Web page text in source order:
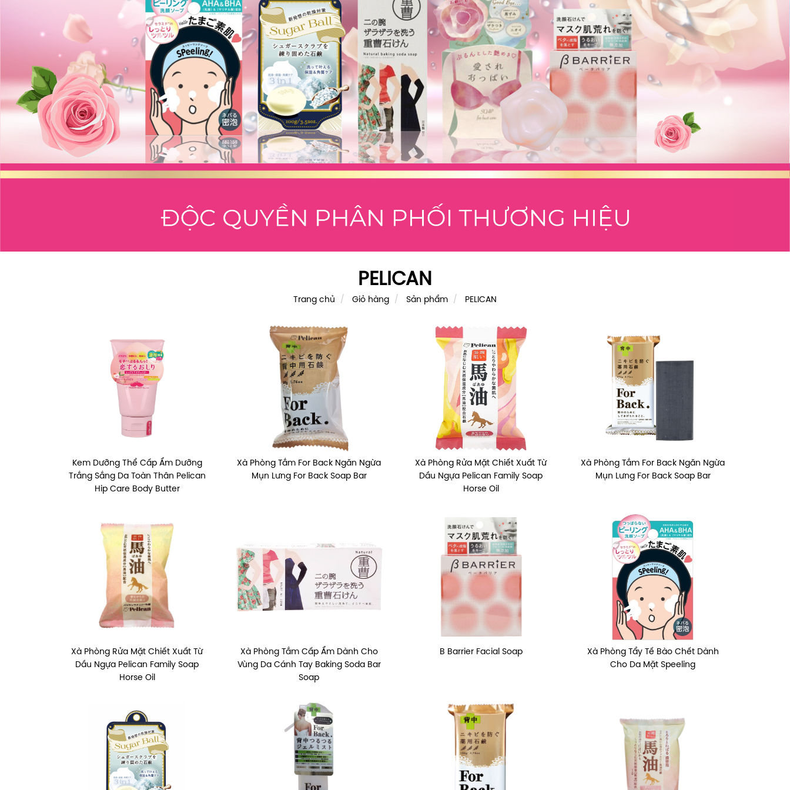
PELICAN
Trang chủ Giỏ hàng Sản phẩm PELICAN
Kem Dưỡng Thể Cấp Ẩm Dưỡng
Trắng Sắng Da Toàn Thân Pelican
Hip Care Body Butter
Xà Phòng Tắm For Back Ngăn Ngừa
Mụn Lưng For Back Soap Bar
Xà Phòng Rửa Mặt Chiết Xuất Từ
Dầu Ngựa Pelican Family Soap
Horse Oil
Xà Phòng Tắm For Back Ngăn Ngừa
Mụn Lưng For Back Soap Bar
Xà Phòng Rửa Mặt Chiết Xuất Từ
Dầu Ngựa Pelican Family Soap
Horse Oil
Xà Phòng Tắm Cấp Ẩm Dành Cho
Vùng Da Cánh Tay Baking Soda Bar
Soap
B Barrier Facial Soap
Xà Phòng Tẩy Tế Bào Chết Dành
Cho Da Mặt Speeling